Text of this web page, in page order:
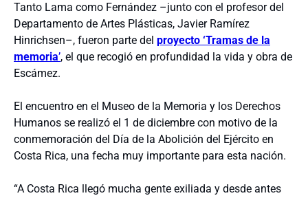
Tanto Lama como Fernández –junto con el profesor del
Departamento de Artes Plásticas, Javier Ramírez
Hinrichsen–, fueron parte del proyecto ‘Tramas de la
memoria’, el que recogió en profundidad la vida y obra de
Escámez.
El encuentro en el Museo de la Memoria y los Derechos
Humanos se realizó el 1 de diciembre con motivo de la
conmemoración del Día de la Abolición del Ejército en
Costa Rica, una fecha muy importante para esta nación.
“A Costa Rica llegó mucha gente exiliada y desde antes